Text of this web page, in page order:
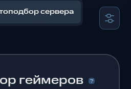
сервера
геймеров